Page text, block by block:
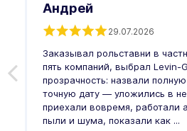
Андрей
29.07.2026
Заказывал рольставни в
пять компаний, выбрал Levin-
прозрачность: назвали
точную дату — уложились в
приехали вовремя, работали
пыли и шума, показали как ...